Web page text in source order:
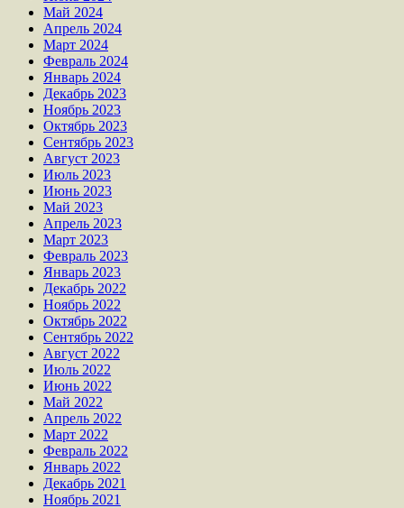
Май 2024
Апрель 2024
Март 2024
Февраль 2024
Январь 2024
Декабрь 2023
Ноябрь 2023
Октябрь 2023
Сентябрь 2023
Август 2023
Июль 2023
Июнь 2023
Май 2023
Апрель 2023
Март 2023
Февраль 2023
Январь 2023
Декабрь 2022
Ноябрь 2022
Октябрь 2022
Сентябрь 2022
Август 2022
Июль 2022
Июнь 2022
Май 2022
Апрель 2022
Март 2022
Февраль 2022
Январь 2022
Декабрь 2021
Ноябрь 2021